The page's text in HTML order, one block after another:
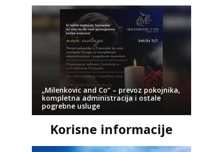
„Milenkovic and Co“ – prevoz pokojnika,
kompletna administracija i ostale
pogrebne usluge
Korisne informacije